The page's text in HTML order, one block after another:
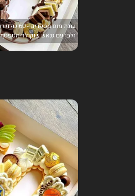
עוגת מוס
ולבן עם גנאש שוקולד מטפטף